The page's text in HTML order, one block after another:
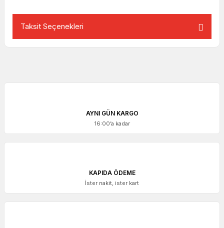
Taksit Seçenekleri
AYNI GÜN KARGO
16:00’a kadar
KAPIDA ÖDEME
İster nakit, ister kart